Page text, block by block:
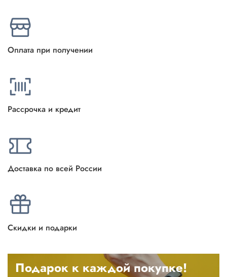
Оплата при получении
Рассрочка и кредит
Доставка по всей России
Скидки и подарки
Подарок к каждой покупке!